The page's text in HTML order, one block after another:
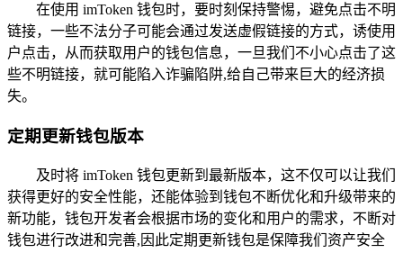
在使用 imToken 钱包时，要时刻保持警惕，避免点击不明
链接，一些不法分子可能会通过发送虚假链接的方式，诱使用
户点击，从而获取用户的钱包信息，一旦我们不小心点击了这
些不明链接，就可能陷入诈骗陷阱,给自己带来巨大的经济损
失。
定期更新钱包版本
及时将 imToken 钱包更新到最新版本，这不仅可以让我们
获得更好的安全性能，还能体验到钱包不断优化和升级带来的
新功能，钱包开发者会根据市场的变化和用户的需求，不断对
钱包进行改进和完善,因此定期更新钱包是保障我们资产安全